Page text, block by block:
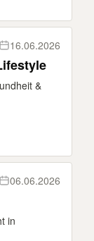
16.06.2026
&
06.06.2026
in